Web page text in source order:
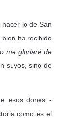
lo de San
bien ha recibido
me gloriaré de
suyos, sino de
esos dones -
como es el